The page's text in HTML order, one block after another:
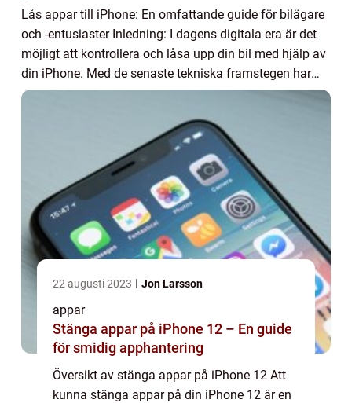
Lås appar till iPhone: En omfattande guide för bilägare
och -entusiaster Inledning: I dagens digitala era är det
möjligt att kontrollera och låsa upp din bil med hjälp av
din iPhone. Med de senaste tekniska framstegen har
lock-appar till iPhone blivi...
22 augusti 2023 Jon Larsson
appar
Stänga appar på iPhone 12 – En guide
för smidig apphantering
Översikt av stänga appar på iPhone 12 Att
kunna stänga appar på din iPhone 12 är en